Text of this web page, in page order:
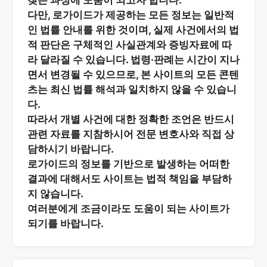
다만, 로가이드가 제공하는 모든 정보는 일반적
인 법률 안내 를 위한 것이며, 실제 사건에서의 법
적 판단은 구체적인 사실관계와 증빙자료에 따
라 달라질 수 있습니다. 법령·판례는 시간이 지나
면서 변경될 수 있으므로, 본 사이트의 모든 콘텐
츠는 최신 법률 해석과 일치하지 않을 수 있습니
다.
따라서 개별 사건에 대한 정확한 조언은 반드시
관련 자료를 지참하시어 전문 변호사와 직접 상
담하시기 바랍니다.
로가이드의 정보를 기반으로 발생하는 어떠한
결과에 대해서도 사이트는 법적 책임을 부담하
지 않습니다.
여러분에게 조금이라도 도움이 되는 사이트가
되기를 바랍니다.